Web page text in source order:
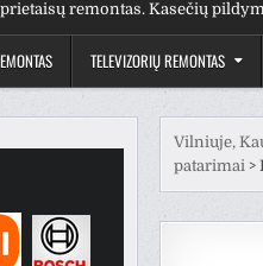
remontas. Kasečių
TELEVIZORIŲ REMONTAS
Vilniuje,
patarimai >